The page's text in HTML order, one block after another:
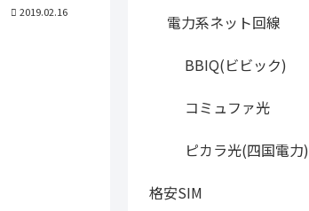
2019.02.16
電力系ネット回線
BBIQ(ビビック)
コミュファ光
ピカラ光(四国電力)
格安SIM